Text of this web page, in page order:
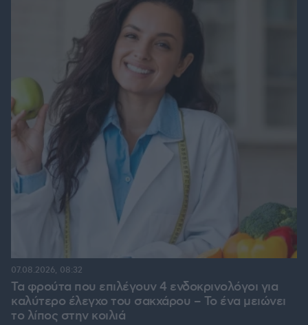
Τα φρούτα που επιλέγουν 4 ενδοκρινολόγοι για
καλύτερο έλεγχο του σακχάρου – Το ένα μειώνει
το λίπος στην κοιλιά
07.08.2026, 08:32